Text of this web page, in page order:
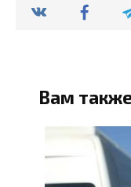
Вам